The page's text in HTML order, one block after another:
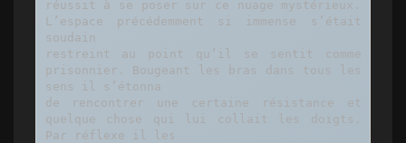
réussit à se poser sur ce nuage mystérieux.
L’espace précédemment si immense s’était
soudain
restreint au point qu’il se sentit comme
prisonnier. Bougeant les bras dans tous les
sens il s’étonna
de rencontrer une certaine résistance et
quelque chose qui lui collait les doigts.
Par réflexe il les